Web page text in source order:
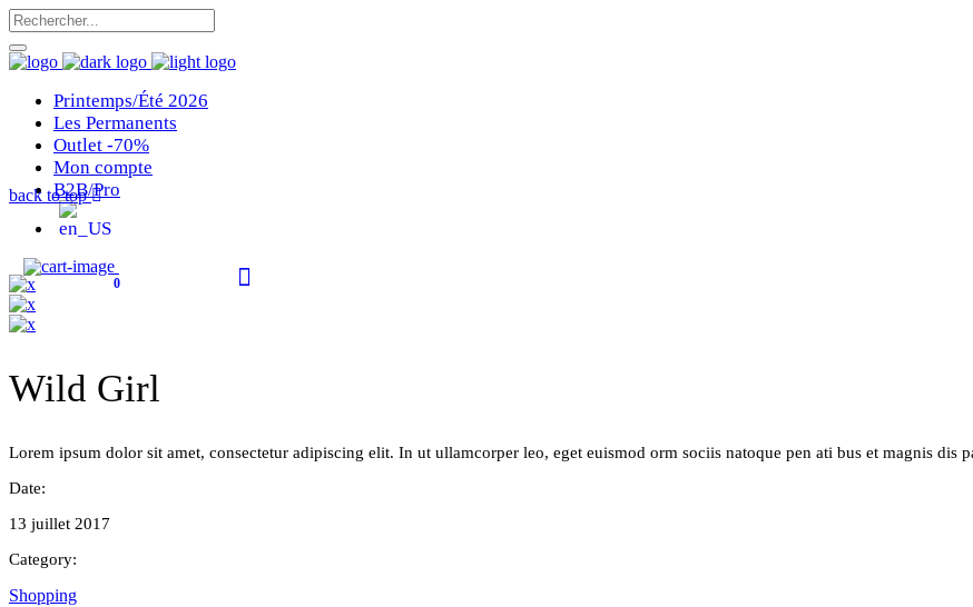
Printemps/Été 2026
Les Permanents
Outlet -70%
Mon compte
B2B/Pro
0
back to top
Wild Girl
Lorem ipsum dolor sit amet, consectetur adipiscing elit. In ut ullamcorper leo, eget euismod orm sociis natoque pen ati bus et magnis dis
Date:
13 juillet 2017
Category:
Shopping